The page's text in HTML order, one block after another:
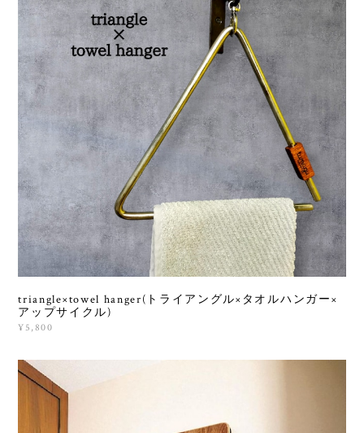
triangle×towel hanger(トライアングル×タオルハンガー×
アップサイクル)
¥5,800